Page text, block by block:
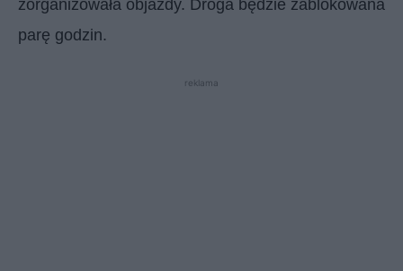
zorganizowała objazdy. Droga będzie zablokowana
parę godzin.
reklama